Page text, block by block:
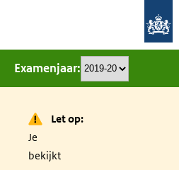
naar
inhoud
Examenjaar
Let op:
Je
bekijkt